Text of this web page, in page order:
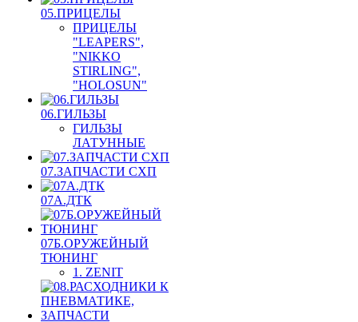
05.ПРИЦЕЛЫ
ПРИЦЕЛЫ
"LEAPERS",
"NIKKO
STIRLING",
"HOLOSUN"
06.ГИЛЬЗЫ
ГИЛЬЗЫ
ЛАТУННЫЕ
07.ЗАПЧАСТИ СХП
07А.ДТК
07Б.ОРУЖЕЙНЫЙ
ТЮНИНГ
1. ZENIT